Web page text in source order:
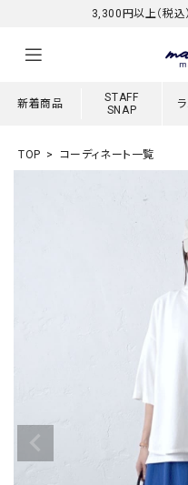
3,300円以上（税
新着商品
STAFF
SNAP
TOP コーディネート一覧